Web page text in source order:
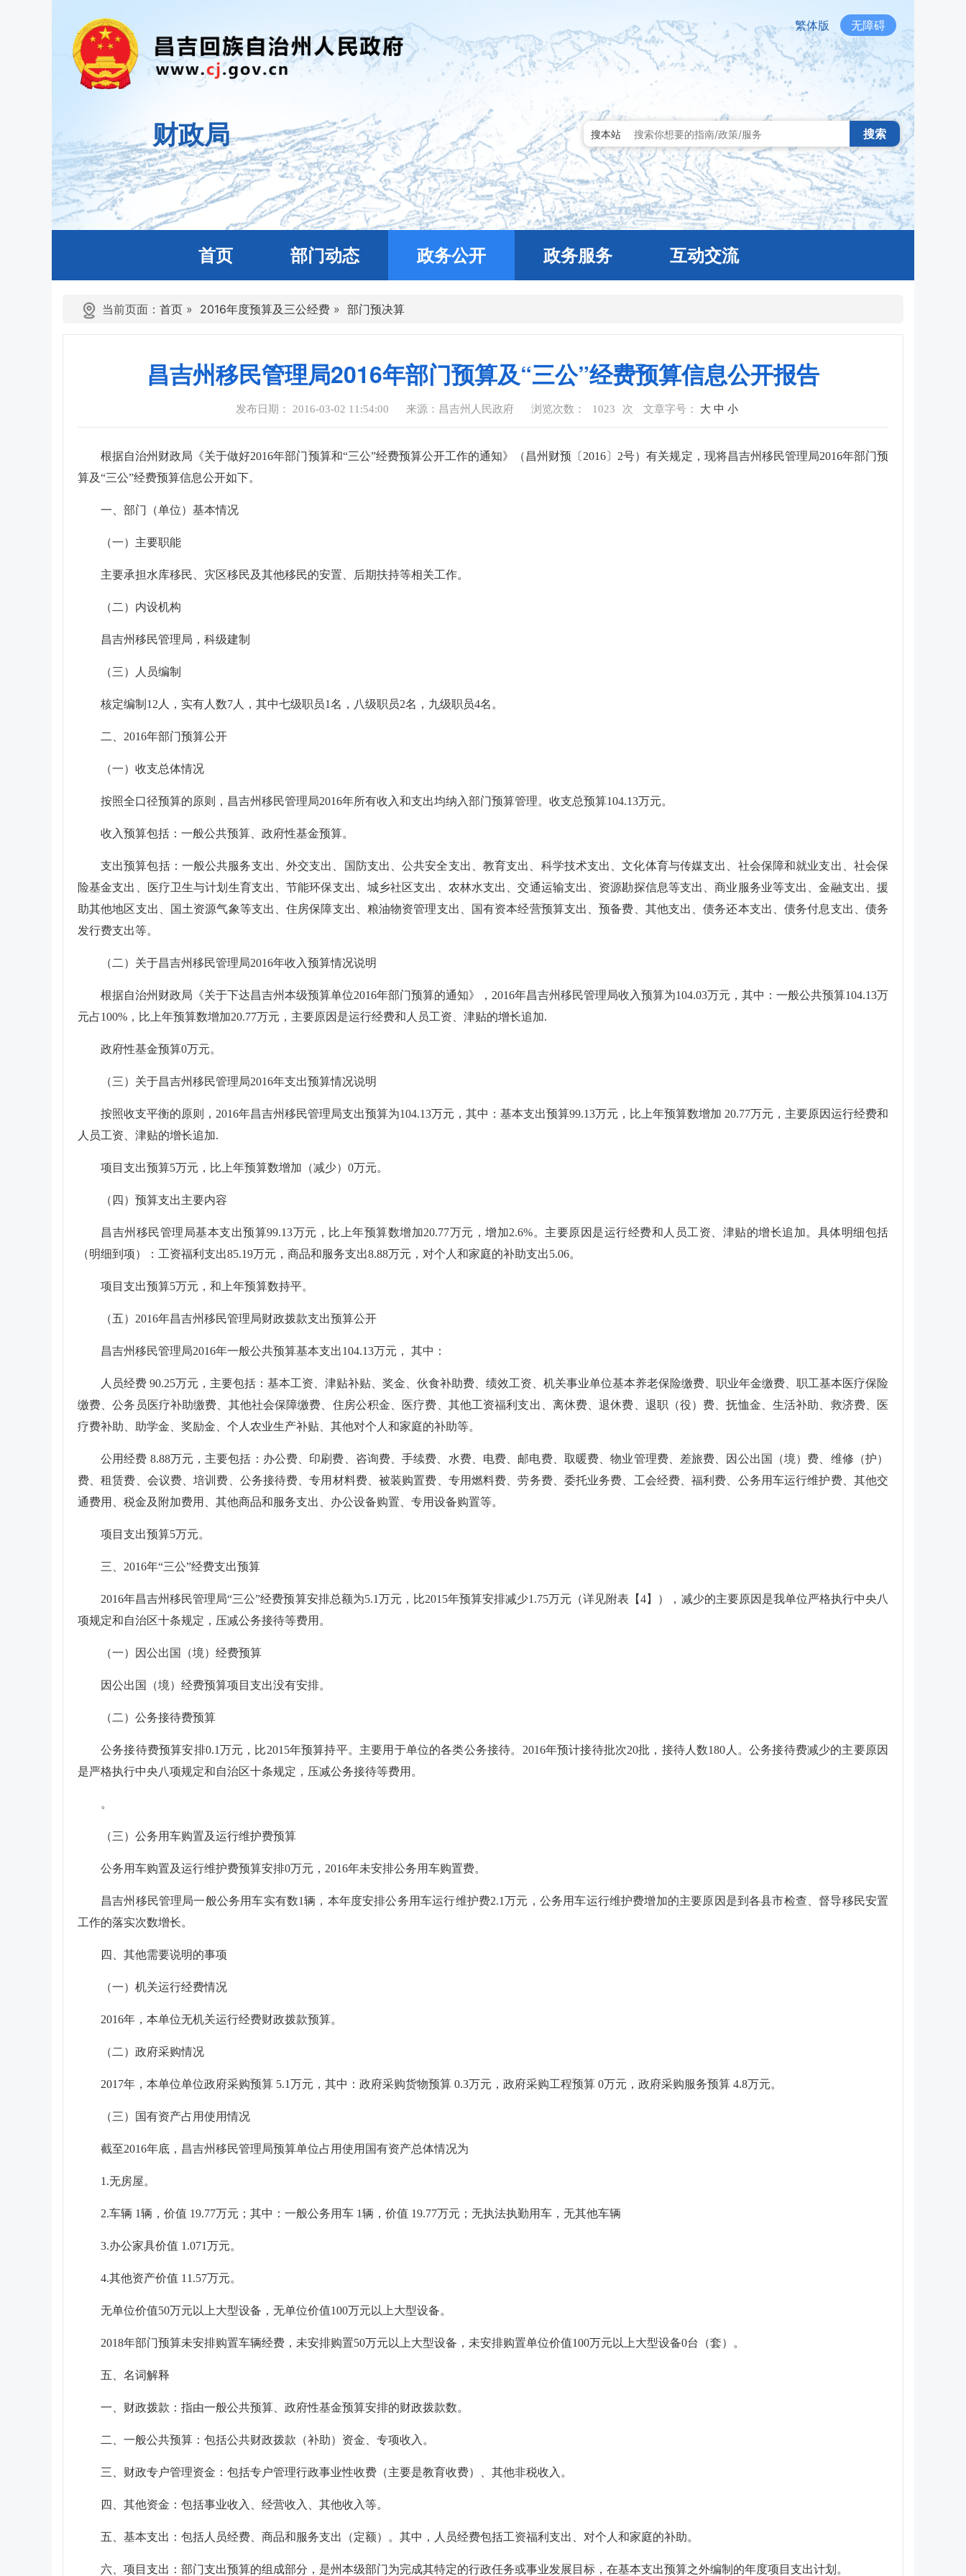
繁体版 无障碍
财政局 搜本站 搜索
首页 部门动态 政务公开 政务服务 互动交流
当前页面： 首页 » 2016年度预算及三公经费 » 部门预决算
昌吉州移民管理局2016年部门预算及“三公”经费预算信息公开报告
发布日期： 2016-03-02 11:54:00 来源：昌吉州人民政府 浏览次数： 1023 次 文章字号： 大 中 小
根据自治州财政局《关于做好2016年部门预算和“三公”经费预算公开工作的通知》（昌州财预〔2016〕2号）有关规定，现将昌吉州移民管理局2016年部门预
算及“三公”经费预算信息公开如下。
一、部门（单位）基本情况
（一）主要职能
主要承担水库移民、灾区移民及其他移民的安置、后期扶持等相关工作。
（二）内设机构
昌吉州移民管理局， 科级建制
（三）人员编制
核定编制 12人，实有人数7人，其中七级职员1名，八级职员2名，九级职员4名。
二、2016年部门预算公开
（一）收支总体情况
按照全口径预算的原则， 昌吉州移民管理局2016年所有收入和支出均纳入部门预算管理。收支总预算104.13万元。
收入预算包括：一般公共预算、政府性基金预算。
支出预算包括：一般公共服务支出、外交支出、国防支出、公共安全支出、教育支出、科学技术支出、文化体育与传媒支出、社会保障和就业支出、社会保
险基金支出、医疗卫生与计划生育支出、节能环保支出、城乡社区支出、农林水支出、交通运输支出、资源勘探信息等支出、商业服务业等支出、金融支出、援
助其他地区支出、国土资源气象等支出、住房保障支出、粮油物资管理支出、国有资本经营预算支出、预备费、其他支出、债务还本支出、债务付息支出、债务
发行费支出等。
（二）关于昌吉州移民管理局2016年收入预算情况说明
根据自治州财政局《关于下达昌吉州本级预算单位2016年部门预算的通知》，2016年昌吉州移民管理局收入预算为104.03万元，其中：一般公共预算104.13万
元占100%，比上年预算数增加20.77万元， 主要原因是运行经费和人员工资、津贴的增长追加.
政府性基金预算0万元。
（三）关于昌吉州移民管理局2016年支出预算情况说明
按照收支平衡的原则，2016年昌吉州移民管理局支出预算为104.13万元，其中：基本支出预算99.13万元， 比上年预算数增加 20.77万元， 主要原因运行经费和
人员工资、津贴的增长追加.
项目支出预算5万元， 比上年预算数增加（减少） 0万元。
（四）预算支出主要内容
昌吉州移民管理局基本支出预算99.13万元， 比上年预算数增加20.77万元， 增加2.6%。主要原因是运行经费和人员工资、津贴的增长追加。 具体明细包括
（明细到项）：工资福利支出85.19万元，商品和服务支出8.88万元 ，对个人和家庭的补助支出5.06。
项目支出预算5万元， 和 上年预算数持平。
（五）2016年昌吉州移民管理局财政拨款支出预算公开
昌吉州移民管理局2016年一般公共预算基本支出104.13万元， 其中：
人员经费 90.25万元，主要包括：基本工资、津贴补贴、奖金、伙食补助费、绩效工资、机关事业单位基本养老保险缴费、职业年金缴费、职工基本医疗保险
缴费、公务员医疗补助缴费、其他社会保障缴费、住房公积金、医疗费、其他工资福利支出、离休费、退休费、退职（役）费、抚恤金、生活补助、救济费、医
疗费补助、助学金、奖励金、个人农业生产补贴、其他对个人和家庭的补助等。
公用经费 8.88万元，主要包括：办公费、印刷费、咨询费、手续费、水费、电费、邮电费、取暖费、物业管理费、差旅费、因公出国（境）费、维修（护）
费、租赁费、会议费、培训费、公务接待费、专用材料费、被装购置费、专用燃料费、劳务费、委托业务费、工会经费、福利费、公务用车运行维护费、其他交
通费用、税金及附加费用、其他商品和服务支出、办公设备购置、专用设备购置等。
项目支出预算5万元。
三、2016年“三公”经费支出预算
2016年昌吉州移民管理局“三公”经费预算安排总额为5.1万元，比2015年预算安排减少1.75万元（详见附表【4】），减少的主要原因是我单位严格执行中央八
项规定和自治区十条规定，压减公务接待等费用 。
（一）因公出国（境）经费预算
因公出国（境）经费预算项目支出没有安排。
（二）公务接待费预算
公务接待费预算安排0.1万元，比2015年预算持平。主要用于单位的各类公务接待。2016年预计接待批次20批，接待人数180 人。公务接待费减少的主要原因
是严格执行中央八项规定和自治区十条规定，压减公务接待等费用 。
。
（三）公务用车购置及运行维护费预算
公务用车购置及运行维护费预算安排0万元， 2016年未安排公务用车购置费。
昌吉州移民管理局一般公务用车实有数1辆，本年度安排公务用车运行维护费2.1万元，公务用车运行维护费增加的主要原因是到各县市检查、督导移民安置
工作的落实次数增长。
四、其他需要说明的事项
（一）机关运行经费情况
2016年，本单位无机关运行经费财政拨款预算。
（二）政府采购情况
2017年，本单位单位政府采购预算 5.1万元，其中：政府采购货物预算 0.3万元，政府采购工程预算 0万元，政府采购服务预算 4.8万元。
（三）国有资产占用使用情况
截至2016年底， 昌吉州移民管理局预算单位占用使用国有资产总体情况为
1.无房屋。
2.车辆 1辆，价值 19.77万元；其中：一般公务用车 1辆，价值 19.77万元； 无执法执勤用车 ，无其他车辆
3.办公家具价值 1.071万元。
4.其他资产价值 11.57万元。
无单位价值50万元以上大型设备， 无单位价值100万元以上大型设备。
2018年部门预算未安排购置车辆经费 ，未安排购置50万元以上大型设备， 未安排购置单位价值100万元以上大型设备0台（套）。
五、名词解释
一、财政拨款： 指由一般公共预算、政府性基金预算安排的财政拨款数。
二、一般公共预算： 包括公共财政拨款（补助）资金、专项收入。
三、财政专户管理资金： 包括专户管理行政事业性收费（主要是教育收费）、其他非税收入。
四、其他资金： 包括事业收入、经营收入、其他收入等。
五、基本支出： 包括人员经费、商品和服务支出（定额）。其中，人员经费包括工资福利支出、对个人和家庭的补助。
六、项目支出： 部门支出预算的组成部分，是州本级部门为完成其特定的行政任务或事业发展目标，在基本支出预算之外编制的年度项目支出计划。